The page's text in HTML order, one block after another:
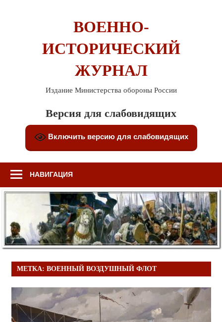
ВОЕННО-
ИСТОРИЧЕСКИЙ
ЖУРНАЛ
Издание Министерства обороны России
Версия для слабовидящих
Включить версию для слабовидящих
НАВИГАЦИЯ
МЕТКА: ВОЕННЫЙ ВОЗДУШНЫЙ ФЛОТ